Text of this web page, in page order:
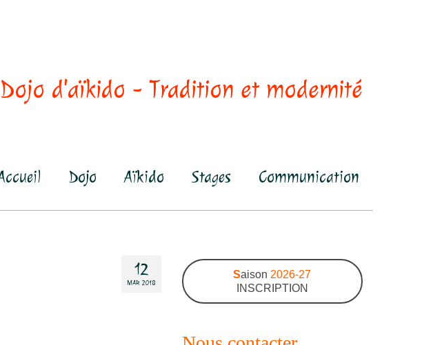
Dojo Aïkido Stages Communication
Dojo d'aïkido - Tradition et modernité
12
MAR 2018
Saison 2026-27
INSCRIPTION